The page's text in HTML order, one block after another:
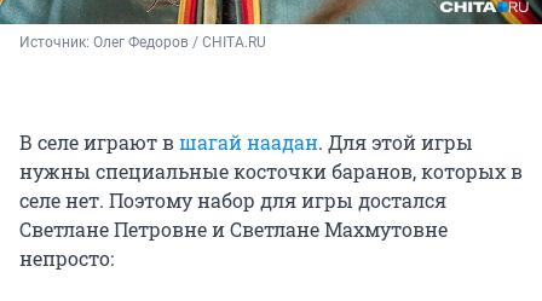
Источник: Олег Федоров / CHITA.RU
В селе играют вшагай наадан. Для этой игры
нужны специальные косточки баранов, которых в
селе нет. Поэтому набор для игры достался
Светлане Петровне и Светлане Махмутовне
непросто: